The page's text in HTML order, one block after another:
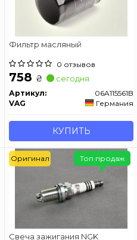
Фильтр масляный
0 отзывов
758 ₴ сегодня
Артикул:
06A115561B
VAG
Германия
КУПИТЬ
Свеча зажигания NGK
Топ продаж
Оригинал